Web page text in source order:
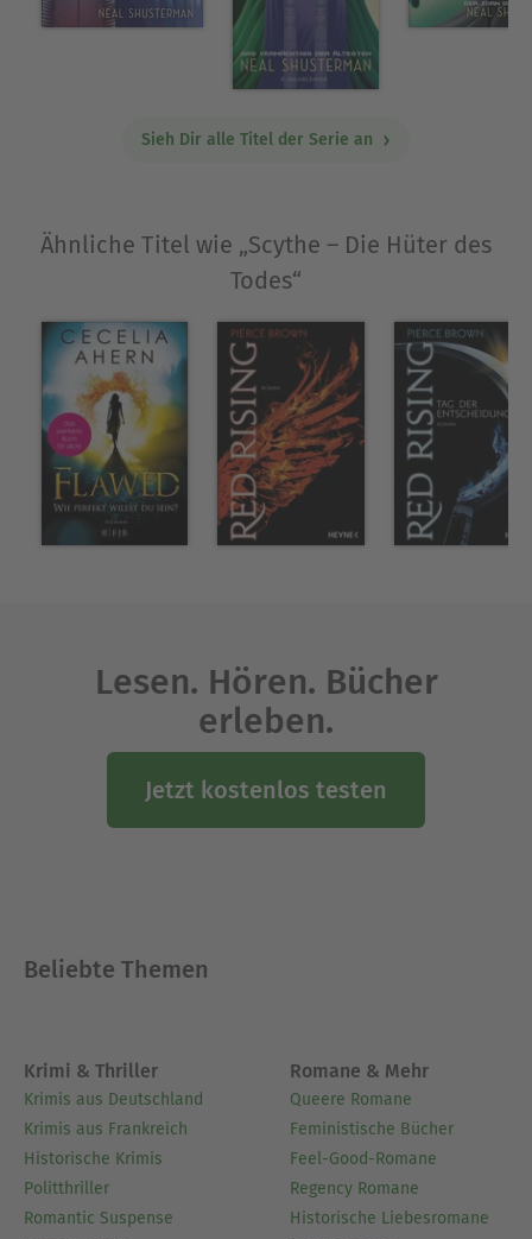
Sieh Dir alle Titel der Serie an
Ähnliche Titel wie „Scythe – Die Hüter des
Todes“
Lesen. Hören. Bücher
erleben.
Jetzt kostenlos testen
Beliebte Themen
Krimi & Thriller
Krimis aus Deutschland
Krimis aus Frankreich
Historische Krimis
Politthriller
Romantic Suspense
Romane & Mehr
Queere Romane
Feministische Bücher
Feel-Good-Romane
Regency Romane
Historische Liebesromane